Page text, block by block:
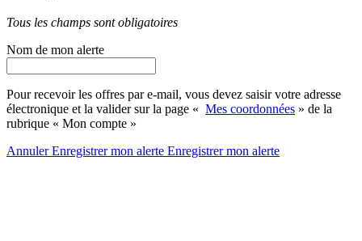
Tous les champs sont obligatoires
Nom de mon alerte
Pour recevoir les offres par e-mail, vous devez saisir votre adresse
électronique et la valider sur la page « Mes coordonnées » de la
rubrique « Mon compte »
AnnulerEnregistrer mon alerte Enregistrermon alerte